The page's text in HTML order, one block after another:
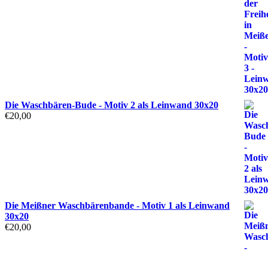
Die Waschbären-Bude - Motiv 2 als Leinwand 30x20
€20,00
Die Meißner Waschbärenbande - Motiv 1 als Leinwand
30x20
€20,00